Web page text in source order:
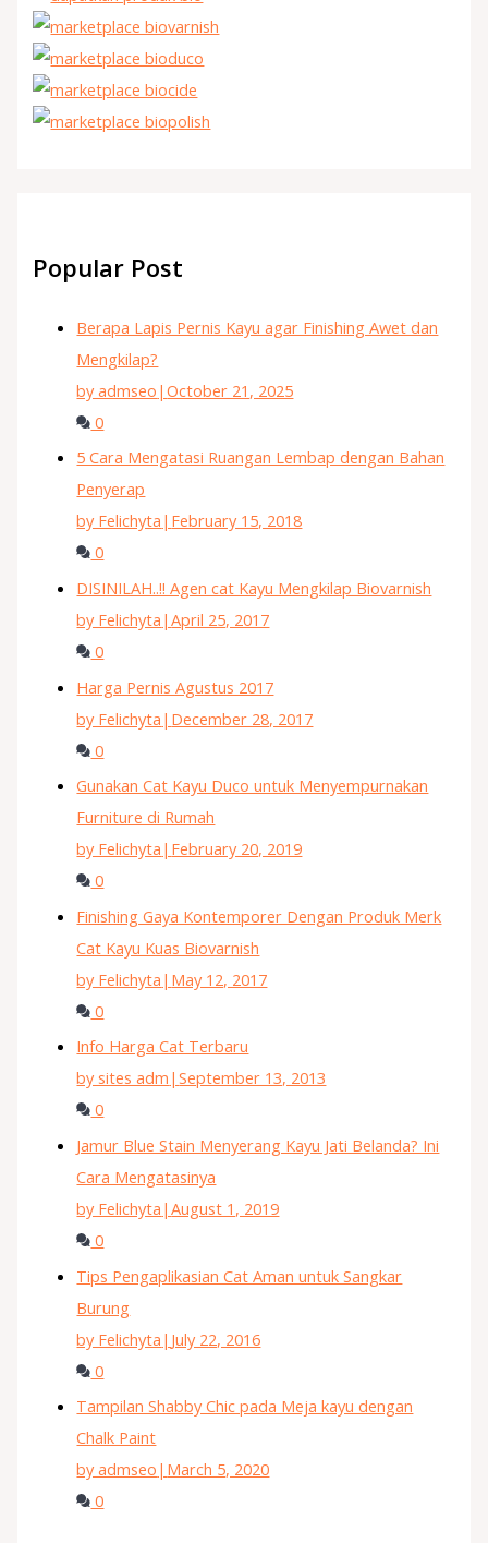
Popular Post
Berapa Lapis Pernis Kayu agar Finishing Awet dan
Mengkilap?
by admseo |October 21, 2025
0
5 Cara Mengatasi Ruangan Lembap dengan Bahan
Penyerap
by Felichyta | February 15, 2018
0
DISINILAH..!! Agen cat Kayu Mengkilap Biovarnish
by Felichyta |April 25, 2017
0
Harga Pernis Agustus 2017
by Felichyta | December 28, 2017
0
Gunakan Cat Kayu Duco untuk Menyempurnakan
Furniture di Rumah
by Felichyta | February 20, 2019
0
Finishing Gaya Kontemporer Dengan Produk Merk
Cat Kayu Kuas Biovarnish
by Felichyta | May 12, 2017
0
Info Harga Cat Terbaru
by sites adm |September 13, 2013
0
Jamur Blue Stain Menyerang Kayu Jati Belanda? Ini
Cara Mengatasinya
by Felichyta |August 1, 2019
0
Tips Pengaplikasian Cat Aman untuk Sangkar
Burung
by Felichyta | July 22, 2016
0
Tampilan Shabby Chic pada Meja kayu dengan
Chalk Paint
by admseo | March 5, 2020
0